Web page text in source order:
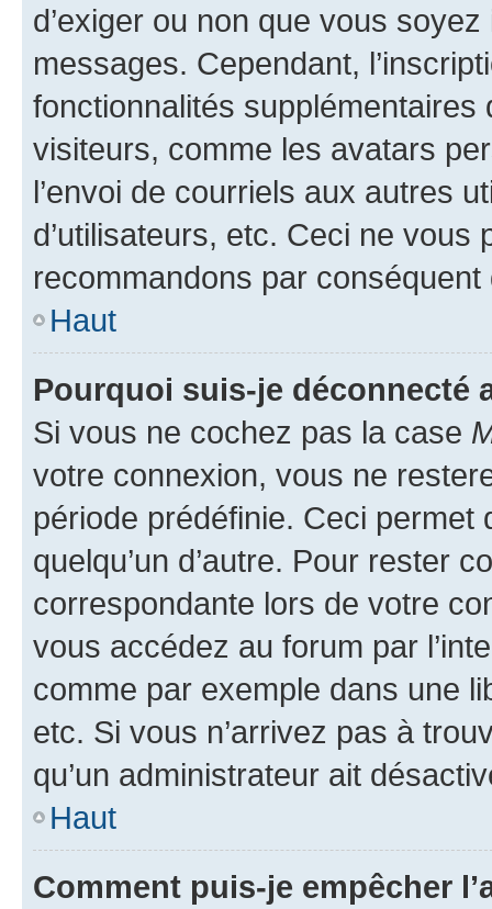
d’exiger ou non que vous
messages. Cependant,
fonctionnalités
visiteurs, comme les avatars
l’envoi de courriels aux autres
d’utilisateurs, etc. Ceci ne vous
recommandons par conséquent
Haut
Pourquoi suis-je déconnecté
Si vous ne cochez pas la case
votre connexion, vous ne
période prédéfinie. Ceci permet
quelqu’un d’autre. Pour rester
correspondante lors de votre
vous accédez au forum par
comme par exemple dans une
etc. Si vous n’arrivez pas à
qu’un administrateur ait
Haut
Comment puis-je empêcher